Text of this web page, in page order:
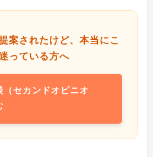
案されたけど、本当にこ
っている方へ
（セカンドオピニオ